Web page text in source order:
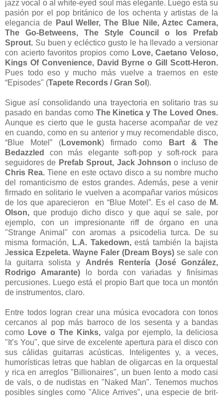
jazz vocal o al white-eyed soul más elegante. Luego está su
pasión por el pop británico de los ochenta y artistas de la
elegancia de Paul Weller, The Blue Nile, Aztec Camera,
The Go-Betweens, The Style Council o los Prefab
Sprout. Su buen y ecléctico gusto le ha llevado a versionar
con acierto favoritos propios como Love, Caetano Veloso,
Kings Of Convenience, David Byrne o Gill Scott-Heron.
Pues todo eso y mucho más vuelve a traernos en este
“Episodes" (Tapete Records / Gran Sol ).
Sigue así consolidando una trayectoria en solitario tras su
pasado en bandas como The Kinetica y The Loved Ones.
Aunque es cierto que le gusta hacerse acompañar de vez
en cuando, como en su anterior y muy recomendable disco,
“Blue Motel” (Lovemonk) firmado como
Bart & The
Bedazzled con más elegante soft-pop y soft-rock para
seguidores de Prefab Sprout, Jack Johnson o incluso de
Chris Rea. Tiene en este octavo disco a su nombre mucho
del romanticismo de estos grandes. Además, pese a venir
firmado en solitario le vuelven a acompañar varios músicos
de los que aparecieron en “Blue Motel”. Es el caso de M.
Olson,que produjo dicho disco y que aquí se sale, por
ejemplo, con un impresionante riff de órgano en una
"Strange Animal" con aromas a psicodelia turca. De su
misma formación,
L.A. Takedown,está también la bajista
Jessica Ezpeleta. Wayne Faler (Dream Boys) se sale con
la guitarra solista y Andrés Rentería (José González,
Rodrigo Amarante)lo borda con variadas y finísimas
percusiones. Luego está el propio Bart que toca un montón
de instrumentos, claro.
Entre todos logran crear una música evocadora con tonos
cercanos al pop más barroco de los sesenta y a bandas
como Love o The Kinks, valga por ejemplo, la deliciosa
"It’s You", que sirve de excelente apertura para el disco con
sus cálidas guitarras acústicas. Inteligentes y, a veces,
humorísticas letras que hablan de oligarcas en la orquestal
y rica en arreglos "Billionaires", un buen lento a modo casi
de vals, o de nudistas en "Naked Man". Tenemos muchos
posibles singles como "Alice Arrives", una especie de brit-